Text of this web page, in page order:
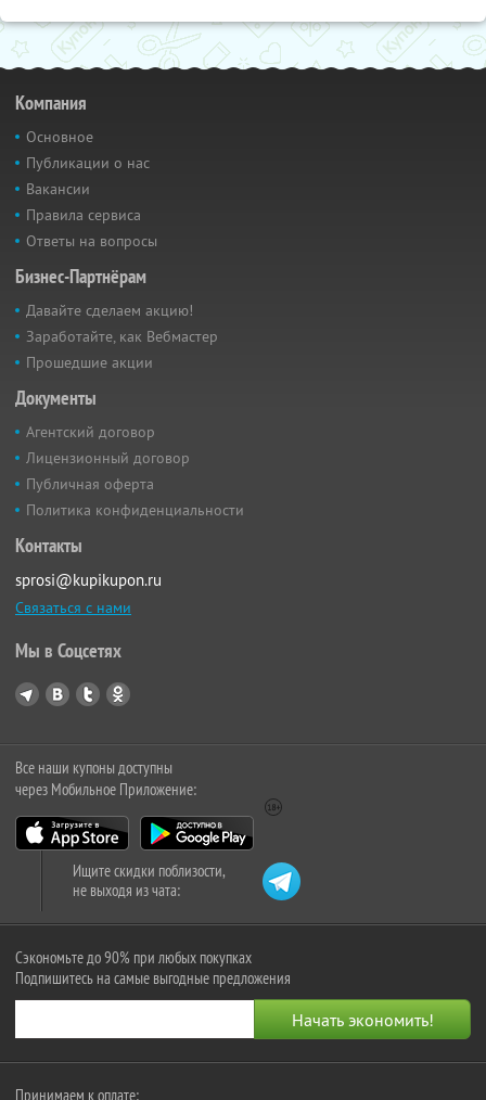
Компания
Основное
Публикации о нас
Вакансии
Правила сервиса
Ответы на вопросы
Бизнес-Партнёрам
Давайте сделаем акцию!
Заработайте, как Вебмастер
Прошедшие акции
Документы
Агентский договор
Лицензионный договор
Публичная оферта
Политика конфиденциальности
Контакты
sprosi@kupikupon.ru
Связаться с нами
Мы в Соцсетях
Все наши купоны доступны
через Мобильное Приложение:
Ищите скидки поблизости,
не выходя из чата:
Сэкономьте до 90% при любых покупках
Подпишитесь на самые выгодные предложения
Принимаем к оплате: